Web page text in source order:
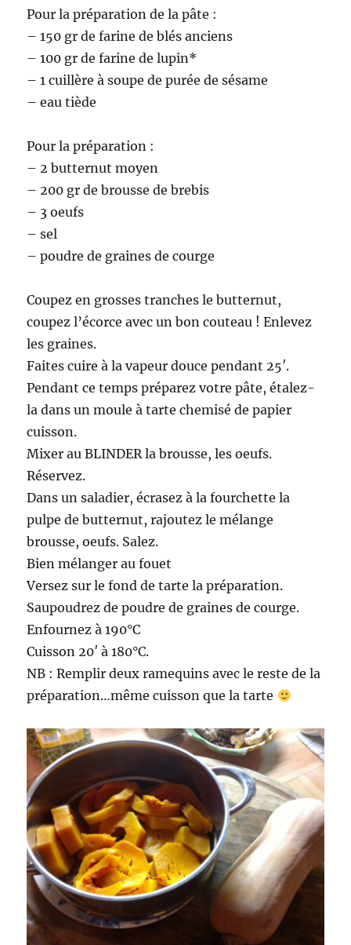
Pour la préparation de la pâte :
– 150 gr de farine de blés anciens
– 100 gr de farine de lupin*
– 1 cuillère à soupe de purée de sésame
– eau tiède
Pour la préparation :
– 2 butternut moyen
– 200 gr de brousse de brebis
– 3 oeufs
– sel
– poudre de graines de courge
Coupez en grosses tranches le butternut,
coupez l’écorce avec un bon couteau ! Enlevez
les graines.
Faites cuire à la vapeur douce pendant 25′.
Pendant ce temps préparez votre pâte, étalez-
la dans un moule à tarte chemisé de papier
cuisson.
Mixer au BLINDER la brousse, les oeufs.
Réservez.
Dans un saladier, écrasez à la fourchette la
pulpe de butternut, rajoutez le mélange
brousse, oeufs. Salez.
Bien mélanger au fouet
Versez sur le fond de tarte la préparation.
Saupoudrez de poudre de graines de courge.
Enfournez à 190°C
Cuisson 20′ à 180°C.
NB : Remplir deux ramequins avec le reste de la
préparation…même cuisson que la tarte